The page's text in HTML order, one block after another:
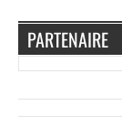
PARTENAIRE